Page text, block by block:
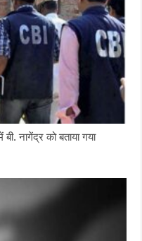
बी. नागेंद्र को बताया गया